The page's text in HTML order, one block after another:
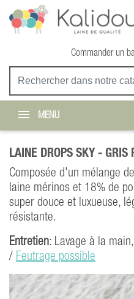
Commander un
MENU
LAINE DROPS SKY - GRIS
Composée d'un mélange
laine mérinos et 18% de
super douce et luxueuse,
résistante.
Entretien: Lavage à la
/ Feutrage possible